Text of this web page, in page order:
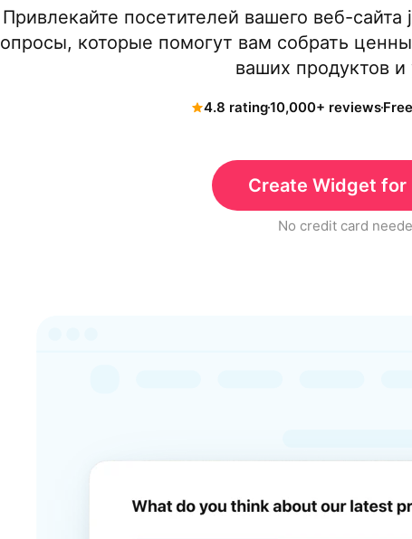
Привлекайте посетителей вашего веб-сайта
опросы, которые помогут вам собрать
ваших продуктов и
4.8 rating10,000+ reviews
Create Widget for
No credit card